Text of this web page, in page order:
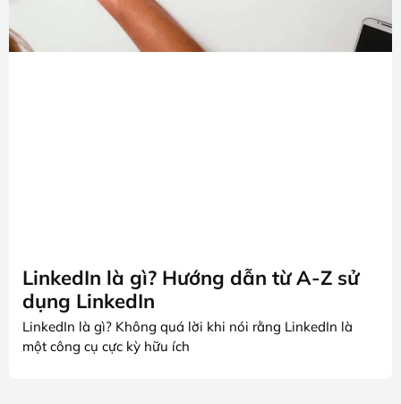
LinkedIn là gì? Hướng dẫn từ A-Z sử
dụng LinkedIn
LinkedIn là gì? Không quá lời khi nói rằng LinkedIn là
một công cụ cực kỳ hữu ích